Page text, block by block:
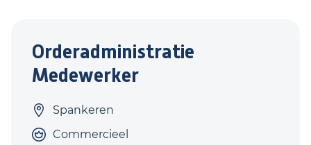
Orderadministratie
Medewerker
Spankeren
Commercieel